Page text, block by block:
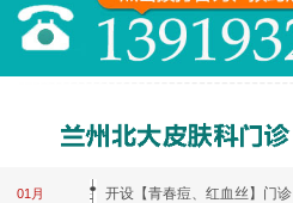
01月
开设【青春痘、红血丝】门诊